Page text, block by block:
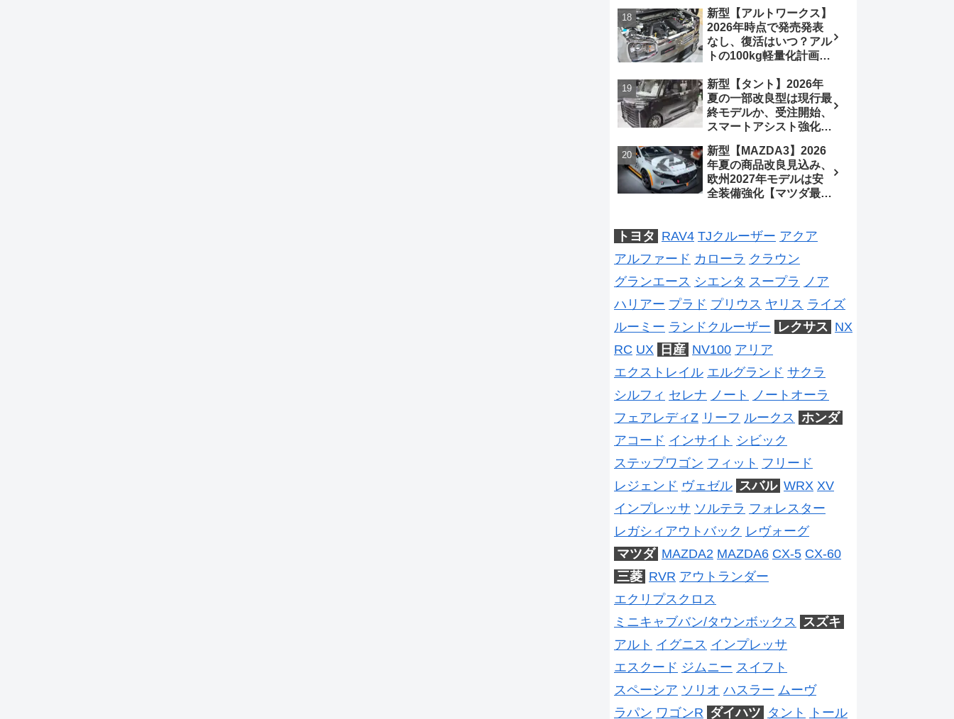
2026年5月6日マイナー
チェンジ、価格 NOAH
326万1500円、VOXY
375万1000円、特別仕様
待、S-Zに12.3インチメ
ーター
新型【アルトワークス】
2026年時点で発売発表
なし、復活はいつ？アル
トの100kg軽量化計画は
処、5MTターボとアルト
スピリットに期待【スズ
キ最新情報】
新型【タント】2026年
夏の一部改良型は現行最
終モデルか、受注開始、
スマートアシスト強化と
フルモデルチェンジ予想
【ダイハツ最新情報】
新型【MAZDA3】2026
年夏の商品改良見込み、
欧州2027年モデルは安
全装備強化【マツダ最新
トヨタ RAV4 TJクルーザー アクア
アルファード カローラ クラウン
グランエース シエンタ スープラ
ノア
ハリアー プラド プリウス ヤリス ライズ
ルーミー ランドクルーザー レクサス NX
RC UX 日産 NV100 アリア
エクストレイル エルグランド サクラ
シルフィ セレナ ノート
ノートオーラ
フェアレディZ リーフ ルークス ホンダ
アコード インサイト シビック
ステップワゴン フィット フリード
レジェンド ヴェゼル スバル WRX XV
インプレッサ ソルテラ フォレスター
レガシィアウトバック レヴォーグ
マツダ MAZDA2 MAZDA6 CX-5 CX-60
三菱 RVR アウトランダー
エクリプスクロス
ミニキャブバン/タウンボックス
スズキ
アルト イグニス インプレッサ
エスクード ジムニー スイフト
スペーシア ソリオ ハスラー ムーヴ
ラパン ワゴンR ダイハツ タント トール